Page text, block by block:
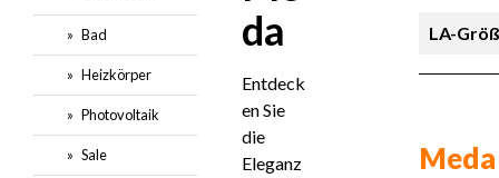
Bad
Heizkörper
Photovoltaik
Sale
da
Entdeck
en Sie
die
Eleganz
LA-
Merkmal
Meda